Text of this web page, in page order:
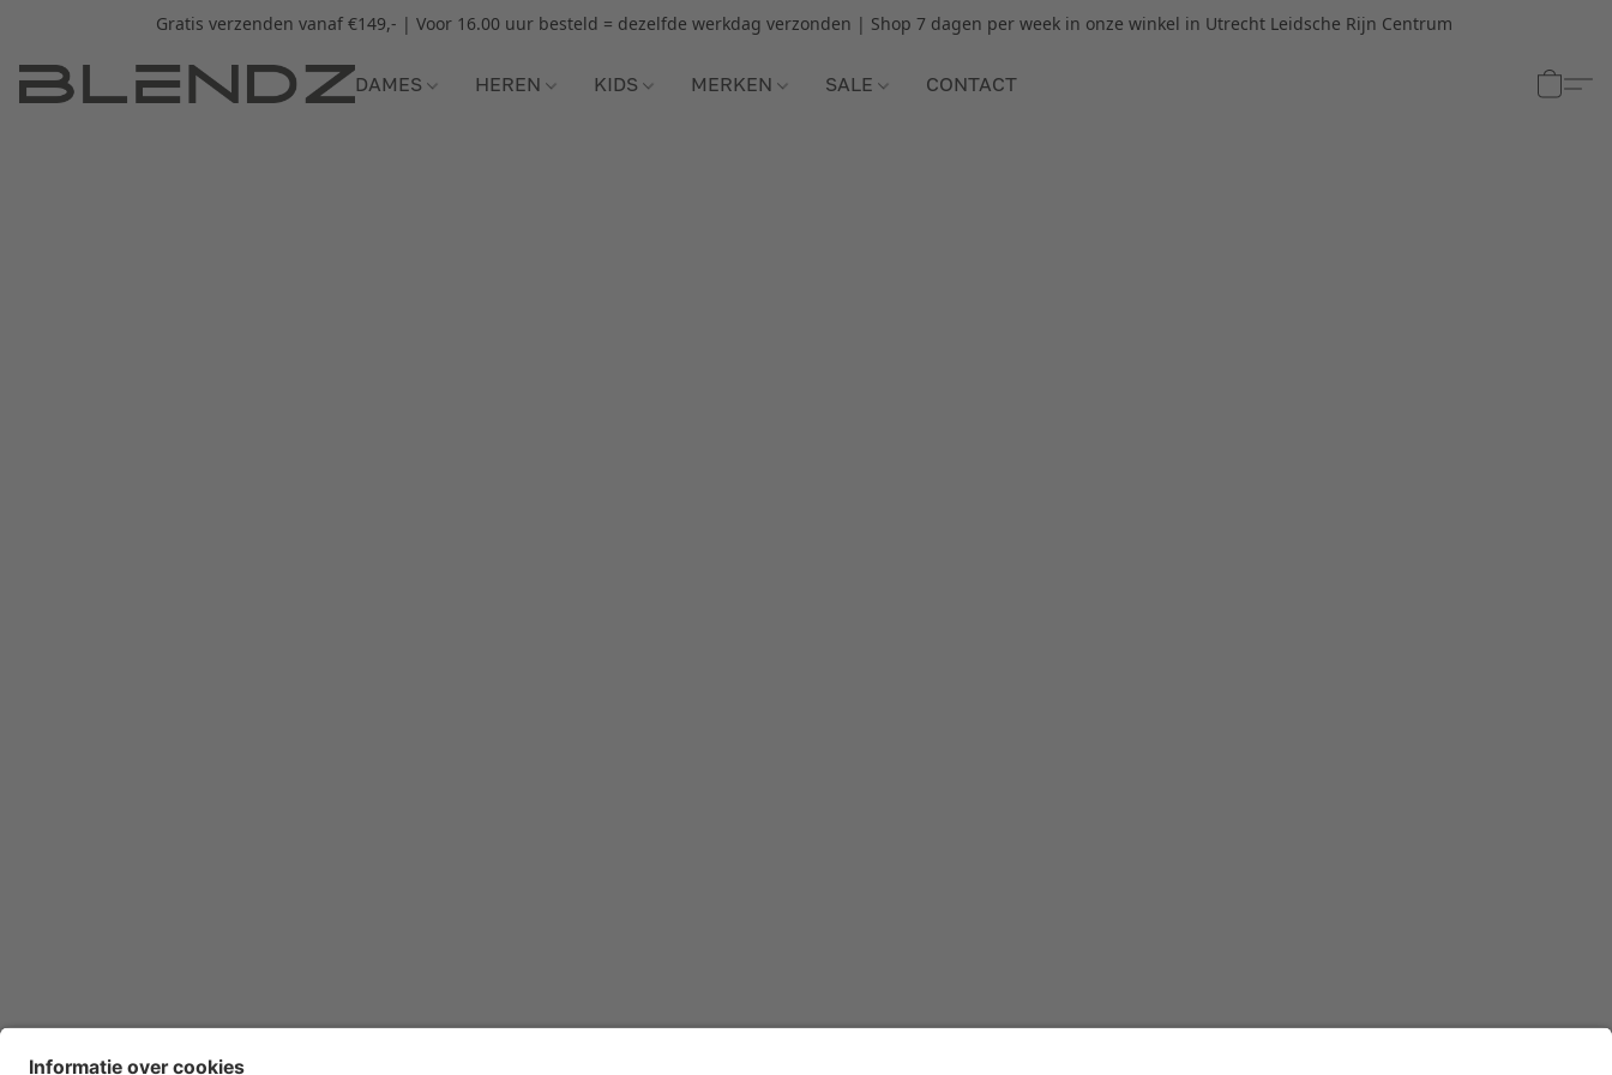
Gratis verzenden vanaf €149,- | Voor 16.00 uur besteld = dezelfde werkdag verzonden | Shop 7 dagen per week in onze winkel in Utrecht Leidsche Rijn Centrum
DAMES HEREN KIDS MERKEN SALE CONTACT